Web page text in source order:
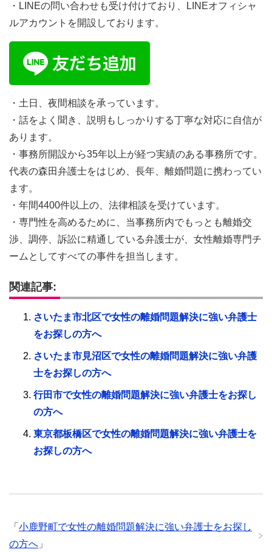
・LINEの問い合わせも受け付けており、LINEオフィシャ
ルアカウントを開設しております。
・土日、夜間相談を承っています。
・話をよく聞き、説明もしっかりする丁寧な対応に自信が
あります。
・事務所開設から35年以上が経つ実績のある事務所です。
代表の森田弁護士をはじめ、長年、離婚問題に携わってい
ます。
・年間4400件以上の、法律相談を受けています。
・専門性を高めるために、当事務所内でもっとも離婚交
渉、調停、訴訟に精通している弁護士が、女性離婚専門チ
ームとしてすべての事件を担当します。
関連記事:
さいたま市北区で女性の離婚問題解決に強い弁護士
をお探しの方へ
さいたま市見沼区で女性の離婚問題解決に強い弁護
士をお探しの方へ
行田市で女性の離婚問題解決に強い弁護士をお探し
の方へ
東京都板橋区で女性の離婚問題解決に強い弁護士を
お探しの方へ
「 小鹿野町で女性の離婚問題解決に強い弁護士をお探し
の方へ 」